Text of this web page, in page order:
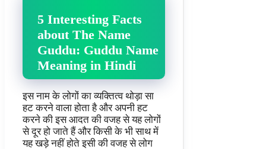
5 Interesting Facts
about The Name
Guddu: Guddu Name
Meaning in Hindi
इस नाम के लोगों का व्यक्तित्व थोड़ा सा
हट करने वाला होता है और अपनी हट
करने की इस आदत की वजह से यह लोगों
से दूर हो जाते हैं और किसी के भी साथ में
यह खड़े नहीं होते इसी की वजह से लोग